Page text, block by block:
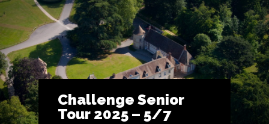
Challenge Senior
Tour 2025 – 5/7